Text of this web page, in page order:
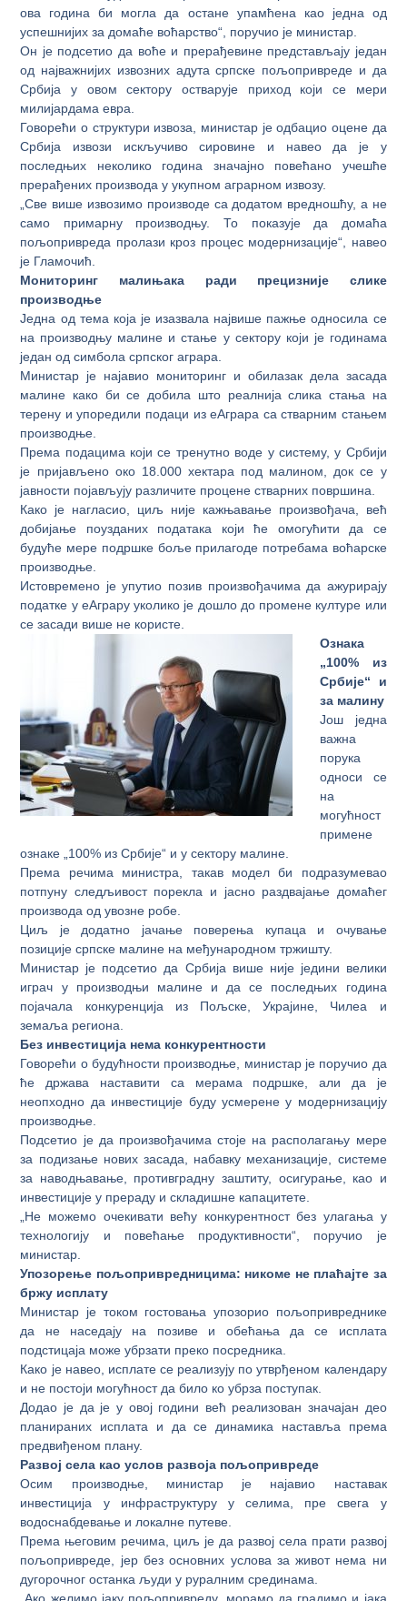
ова година би могла да остане упамћена као једна од
успешнијих за домаће воћарство“, поручио је министар.
Он је подсетио да воће и прерађевине представљају један
од најважнијих извозних адута српске пољопривреде и да
Србија у овом сектору остварује приход који се мери
милијардама евра.
Говорећи о структури извоза, министар је одбацио оцене да
Србија извози искључиво сировине и навео да је у
последњих неколико година значајно повећано учешће
прерађених производа у укупном аграрном извозу.
„Све више извозимо производе са додатом вредношћу, а не
само примарну производњу. То показује да домаћа
пољопривреда пролази кроз процес модернизације“, навео
је Гламочић.
Мониторинг малињака ради прецизније слике
производње
Једна од тема која је изазвала највише пажње односила се
на производњу малине и стање у сектору који је годинама
један од симбола српског аграра.
Министар је најавио мониторинг и обилазак дела засада
малине како би се добила што реалнија слика стања на
терену и упоредили подаци из еАграра са стварним стањем
производње.
Према подацима који се тренутно воде у систему, у Србији
је пријављено око 18.000 хектара под малином, док се у
јавности појављују различите процене стварних површина.
Како је нагласио, циљ није кажњавање произвођача, већ
добијање поузданих података који ће омогућити да се
будуће мере подршке боље прилагоде потребама воћарске
производње.
Истовремено је упутио позив произвођачима да ажурирају
податке у еАграру уколико је дошло до промене културе или
се засади више не користе.
Ознака
„100% из
Србије“ и
за малину
Још једна
важна
порука
односи се
на
могућност
примене
ознаке „100% из Србије“ и у сектору малине.
Према речима министра, такав модел би подразумевао
потпуну следљивост порекла и јасно раздвајање домаћег
производа од увозне робе.
Циљ је додатно јачање поверења купаца и очување
позиције српске малине на међународном тржишту.
Министар је подсетио да Србија више није једини велики
играч у производњи малине и да се последњих година
појачала конкуренција из Пољске, Украјине, Чилеа и
земаља региона.
Без инвестиција нема конкурентности
Говорећи о будућности производње, министар је поручио да
ће држава наставити са мерама подршке, али да је
неопходно да инвестиције буду усмерене у модернизацију
производње.
Подсетио је да произвођачима стоје на располагању мере
за подизање нових засада, набавку механизације, системе
за наводњавање, противградну заштиту, осигурање, као и
инвестиције у прераду и складишне капацитете.
„Не можемо очекивати већу конкурентност без улагања у
технологију и повећање продуктивности“, поручио је
министар.
Упозорење пољопривредницима: никоме не плаћајте за
бржу исплату
Министар је током гостовања упозорио пољопривреднике
да не наседају на позиве и обећања да се исплата
подстицаја може убрзати преко посредника.
Како је навео, исплате се реализују по утврђеном календару
и не постоји могућност да било ко убрза поступак.
Додао је да је у овој години већ реализован значајан део
планираних исплата и да се динамика наставља према
предвиђеном плану.
Развој села као услов развоја пољопривреде
Осим производње, министар је најавио наставак
инвестиција у инфраструктуру у селима, пре свега у
водоснабдевање и локалне путеве.
Према његовим речима, циљ је да развој села прати развој
пољопривреде, јер без основних услова за живот нема ни
дугорочног останка људи у руралним срединама.